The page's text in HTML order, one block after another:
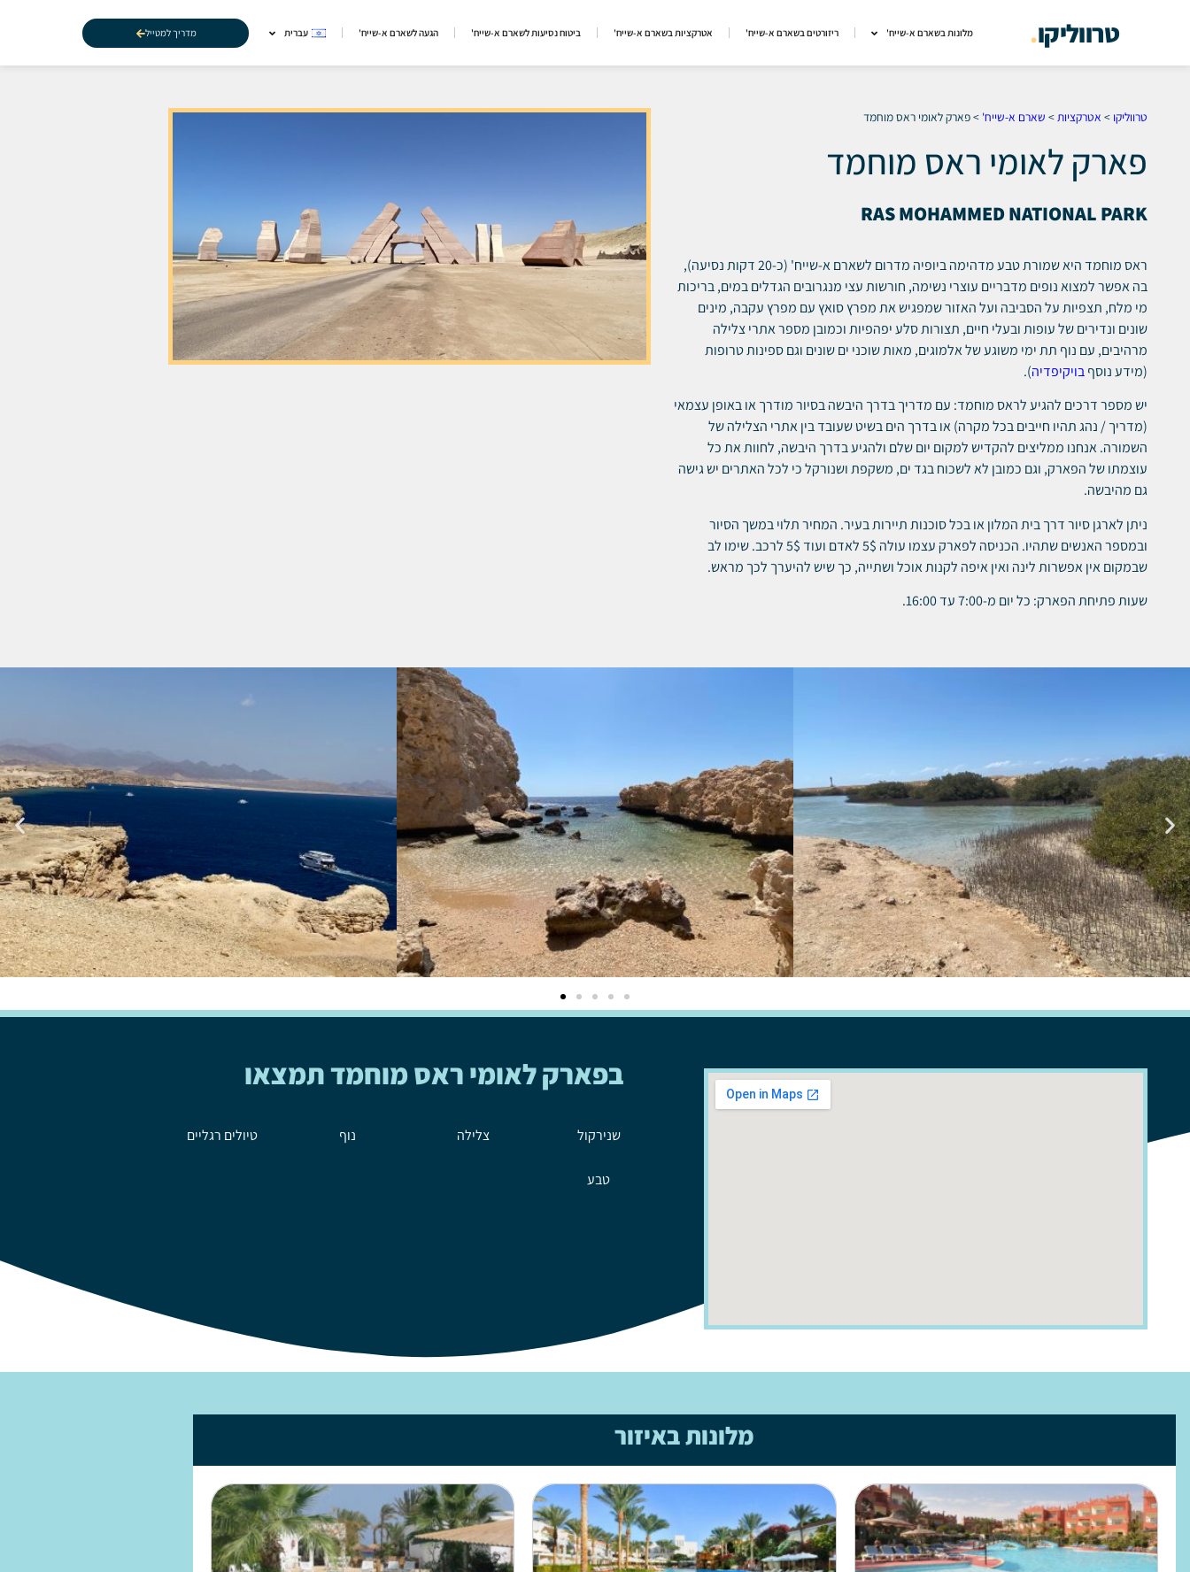
טרווליקו. מלונות בשארם א-שייח' ריזורטים בשארם א-שייח' אטרקציות בשארם א-שייח' ביטוח נסיעות לשארם א-שייח' הגעה לשארם א-שייח' עברית מדריך למטייל
טרווליקו > אטרקציות> שארם א-שייח' >פארק לאומי ראס מוחמד
פארק לאומי ראס מוחמד
RAS MOHAMMED NATIONAL PARK
ראס מוחמד היא שמורת טבע מדהימה ביופיה מדרום לשארם א-שייח' (כ-20 דקות נסיעה),
בה אפשר למצוא נופים מדבריים עוצרי נשימה, חורשות עצי מנגרובים הגדלים במים, בריכות
מי מלח, תצפיות על הסביבה ועל האזור שמפגיש את מפרץ סואץ עם מפרץ עקבה, מינים
שונים ונדירים של עופות ובעלי חיים, תצורות סלע יפהפיות וכמובן מספר אתרי צלילה
מרהיבים, עם נוף תת ימי משוגע של אלמוגים, מאות שוכני ים שונים וגם ספינות טרופות
(מידע נוסףבויקיפדיה).
יש מספר דרכים להגיע לראס מוחמד: עם מדריך בדרך היבשה בסיור מודרך או באופן עצמאי
(מדריך / נהג תהיו חייבים בכל מקרה) או בדרך הים בשיט שעובד בין אתרי הצלילה של
השמורה. אנחנו ממליצים להקדיש למקום יום שלם ולהגיע בדרך היבשה, לחוות את כל
עוצמתו של הפארק, וגם כמובן לא לשכוח בגד ים, משקפת ושנורקל כי לכל האתרים יש גישה
גם מהיבשה.
ניתן לארגן סיור דרך בית המלון או בכל סוכנות תיירות בעיר. המחיר תלוי במשך הסיור
ובמספר האנשים שתהיו. הכניסה לפארק עצמו עולה 5$ לאדם ועוד 5$ לרכב. שימו לב
שבמקום אין אפשרות לינה ואין איפה לקנות אוכל ושתייה, כך שיש להיערך לכך מראש.
שעות פתיחת הפארק: כל יום מ-7:00 עד 16:00.
בפארק לאומי ראס מוחמד תמצאו
שנירקול צלילה נוף טיולים רגליים
טבע
מלונות באיזור